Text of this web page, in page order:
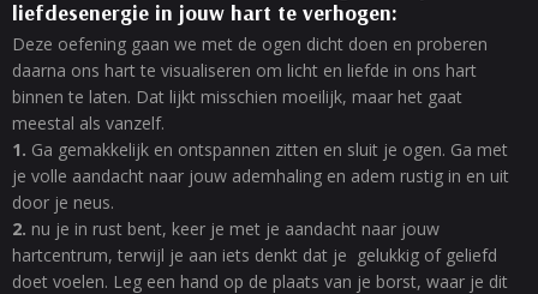
liefdesenergie in jouw hart te verhogen:
Deze oefening gaan we met de ogen dicht doen en proberen
daarna ons hart te visualiseren om licht en liefde in ons hart
binnen te laten. Dat lijkt misschien moeilijk, maar het gaat
meestal als vanzelf.
1. Ga gemakkelijk en ontspannen zitten en sluit je ogen. Ga met
je volle aandacht naar jouw ademhaling en adem rustig in en uit
door je neus.
2. nu je in rust bent, keer je met je aandacht naar jouw
hartcentrum, terwijl je aan iets denkt dat je gelukkig of geliefd
doet voelen. Leg een hand op de plaats van je borst, waar je dit